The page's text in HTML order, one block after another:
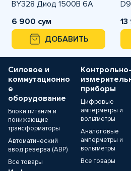
BY328 Диод 1500В 6А
6 900 сум
ДОБАВИТЬ
Силовое и
коммутационно
е
оборудование
Блоки питания и
понижающие
трансформаторы
Автоматический
ввод резерва (АВР)
Все товары
Контрольно-
приборы
Цифровые
амперметры и
вольтметры
Аналоговые
амперметры и
вольтметры
Все товары